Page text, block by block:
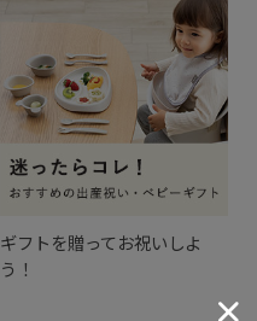
ギフトを贈ってお祝いしよ
う！